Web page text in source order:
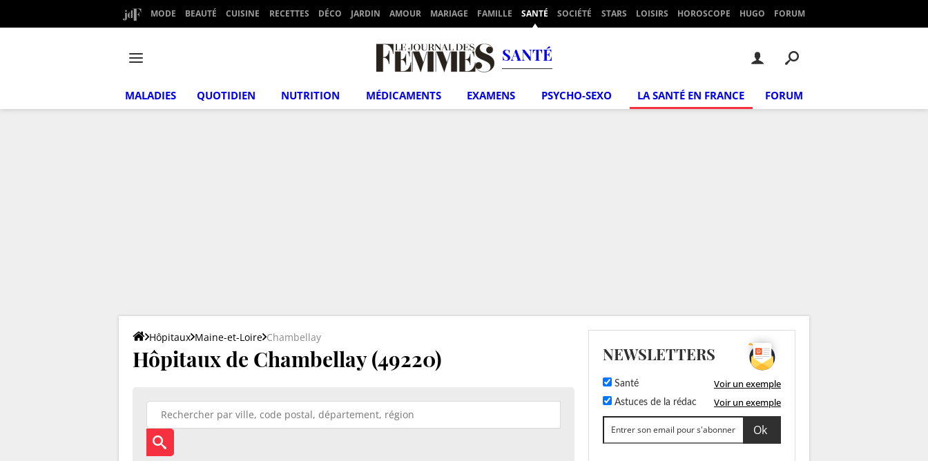
MODE BEAUTÉ CUISINE RECETTES DÉCO JARDIN AMOUR MARIAGE FAMILLE SANTÉ SOCIÉTÉ STARS LOISIRS HOROSCOPE HUGO FORUM
SANTÉ
MALADIES QUOTIDIEN NUTRITION MÉDICAMENTS EXAMENS PSYCHO-SEXO LA SANTÉ EN FRANCE FORUM
Hôpitaux Maine-et-Loire Chambellay
Hôpitaux de Chambellay (49220) NEWSLETTERS
Santé Voir un exemple
Astuces de la rédac Voir un exemple